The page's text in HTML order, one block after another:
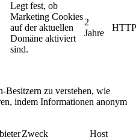
Legt fest, ob
Marketing Cookies
auf der aktuellen
Domäne aktiviert
sind.
2
Jahre
HTTP
Besitzern zu verstehen, wie
indem Informationen anonym
Zweck Host